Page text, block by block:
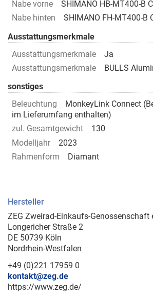
Nabe vorne
SHIMANO HB-MT400-B
Nabe hinten
SHIMANO FH-MT400-B
Ausstattungsmerkmale
Ausstattungsmerkmale
Ja
Ausstattungsmerkmale
BULLS
sonstiges
Beleuchtung
MonkeyLink Connect
im Lieferumfang enthalten)
zul. Gesamtgewicht
130
Modelljahr
2023
Rahmenform
Diamant
Hersteller
ZEG Zweirad-Einkaufs-Genossenschaft
Longericher Straße 2
DE 50739 Köln
Nordrhein-Westfalen
+49 (0)221 17959 0
kontakt@zeg.de
https://www.zeg.de/